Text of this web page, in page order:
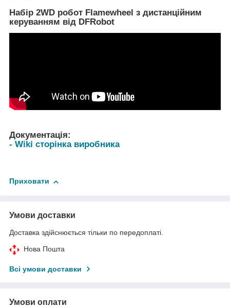
Набір 2WD робот Flamewheel з дистанційним
керуванням від DFRobot
Документація:
- Wiki сторінка виробника
Приховати
Умови доставки
Доставка здійснюється тільки по передоплаті.
Нова Пошта
Всі умови доставки
Умови оплати